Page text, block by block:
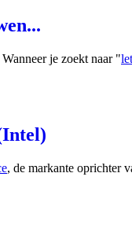
je zoekt naar "
, de markante oprichter